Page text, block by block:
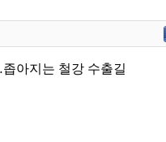
아지는 철강 수출길